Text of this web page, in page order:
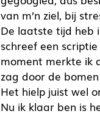
van m’n ziel, bij
De laatste tijd heb
schreef een
moment merkte ik
zag door de
Het hielp juist wel
Nu ik klaar ben is